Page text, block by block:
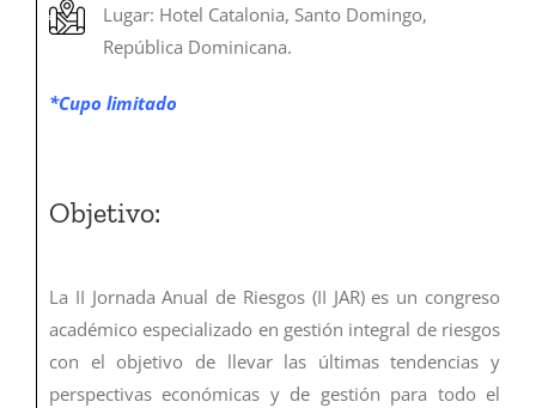
Lugar: Hotel Catalonia, Santo Domingo,
República Dominicana.
*Cupo limitado
Objetivo:
La II Jornada Anual de Riesgos (II JAR) es un congreso
académico especializado en gestión integral de riesgos
con el objetivo de llevar las últimas tendencias y
perspectivas económicas y de gestión para todo el